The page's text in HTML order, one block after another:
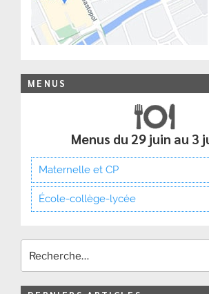
MENUS
Menus du 29 juin au 3
Maternelle et CP
École-collège-lycée